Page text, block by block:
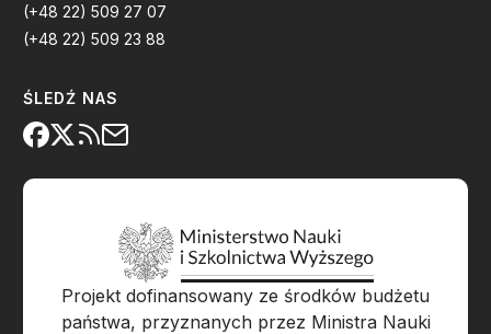
(+48 22) 509 27 07
(+48 22) 509 23 88
ŚLEDŹ NAS
Projekt dofinansowany ze środków budżetu
państwa, przyznanych przez Ministra Nauki